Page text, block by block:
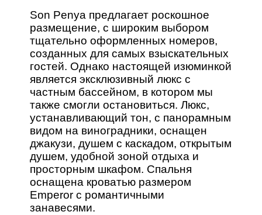
Son Penya предлагает роскошное
размещение, с широким выбором
тщательно оформленных номеров,
созданных для самых взыскательных
гостей. Однако настоящей изюминкой
является эксклюзивный люкс с
частным бассейном, в котором мы
также смогли остановиться. Люкс,
устанавливающий тон, с панорамным
видом на виноградники, оснащен
джакузи, душем с каскадом, открытым
душем, удобной зоной отдыха и
просторным шкафом. Спальня
оснащена кроватью размером
Emperor с романтичными
занавесями.